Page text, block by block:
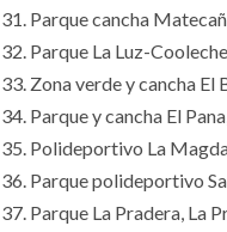
31. Parque cancha
32. Parque La Luz-
33. Zona verde y cancha El
34. Parque y cancha El
35. Polideportivo La
36. Parque polideportivo
37. Parque La Pradera, La